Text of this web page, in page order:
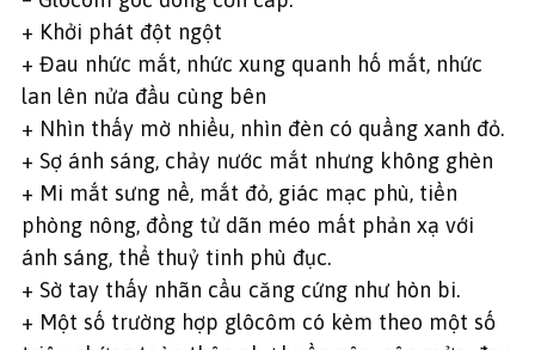
+ Khởi phát đột ngột
+ Đau nhức mắt, nhức xung quanh hố mắt, nhức
lan lên nửa đầu cùng bên
+ Nhìn thấy mờ nhiều, nhìn đèn có quầng xanh đỏ.
+ Sợ ánh sáng, chảy nước mắt nhưng không ghèn
+ Mi mắt sưng nề, mắt đỏ, giác mạc phù, tiền
phòng nông, đồng tử dãn méo mất phản xạ với
ánh sáng, thể thuỷ tinh phù đục.
+ Sờ tay thấy nhãn cầu căng cứng như hòn bi.
+ Một số trường hợp glôcôm có kèm theo một số